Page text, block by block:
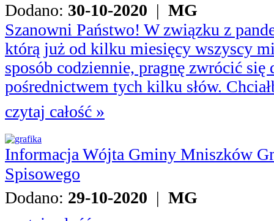
Dodano: 30-10-2020 | MG
Szanowni Państwo! W związku z
którą już od kilku miesięcy wszyscy
sposób codziennie, pragnę zwrócić się
pośrednictwem tych kilku słów.
czytaj całość »
Informacja Wójta Gminy Mniszków
Spisowego
Dodano: 29-10-2020 | MG